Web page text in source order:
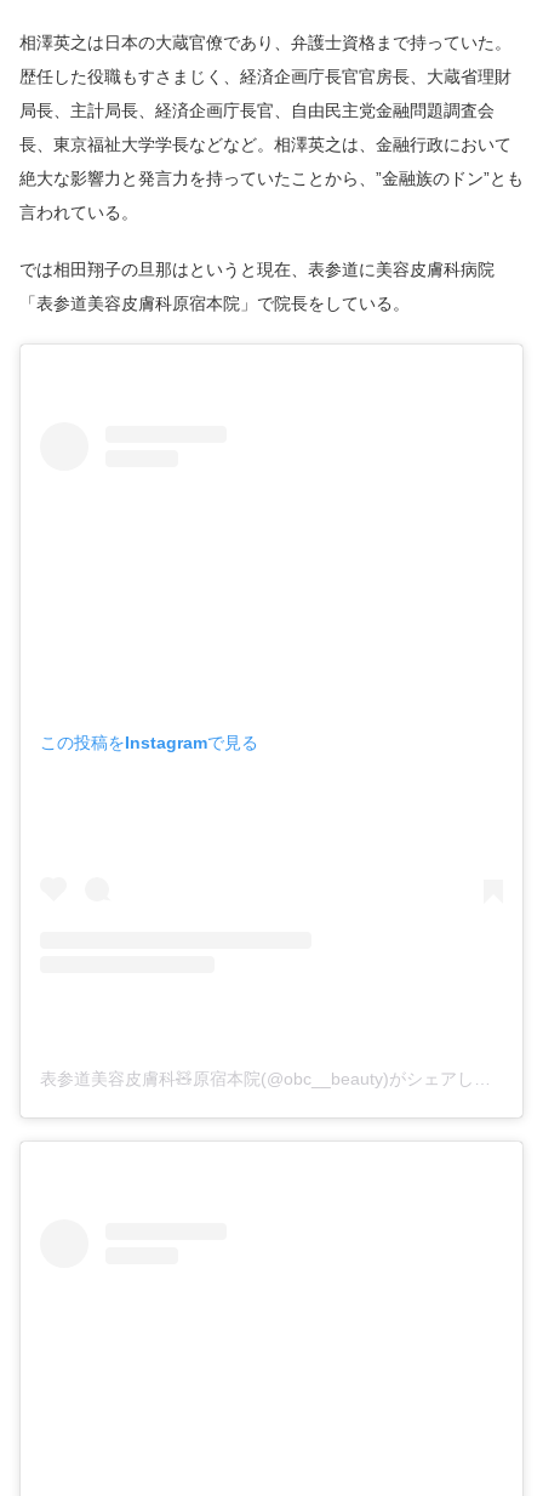
相澤英之は日本の大蔵官僚であり、弁護士資格まで持っていた。
歴任した役職もすさまじく、経済企画庁長官官房長、大蔵省理財
局長、主計局長、経済企画庁長官、自由民主党金融問題調査会
長、東京福祉大学学長などなど。相澤英之は、金融行政において
絶大な影響力と発言力を持っていたことから、”金融族のドン”とも
言われている。
では相田翔子の旦那はというと現在、表参道に美容皮膚科病院
「表参道美容皮膚科原宿本院」で院長をしている。
この投稿をInstagramで見る
表参道美容皮膚科🧸原宿本院(@obc__beauty)がシェアした投稿